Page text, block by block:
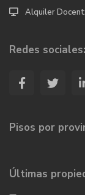
Alquiler
Redes sociales:
Pisos por
Últimas